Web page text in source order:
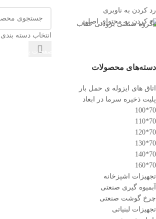
رد کردن به ناوبری
رد کردن به محتوای اصلی
انتخاب دسته بندی
صفحات پر کاربرد
دسته‌های محصولات
اتاق های ایزوله ی حمل بار
پلیت ذخیره سرما در ابعاد
70*100
70*110
70*120
70*130
70*140
70*160
تجهیزات اشپزخانه
آبمیوه گیری صنعتی
چرخ گوشت صنعتی
تجهیزات لبنیاتی